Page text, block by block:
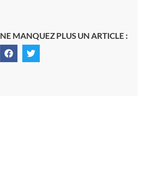
NE MANQUEZ PLUS UN ARTICLE :